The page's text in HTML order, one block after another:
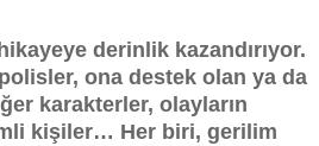
derinlik kazandırıyor.
ona destek olan ya da
karakterler, olayların
kişiler… Her biri, gerilim